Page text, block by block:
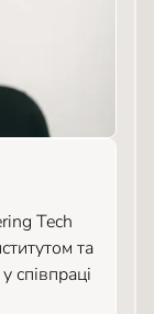
Tech
та
співпраці